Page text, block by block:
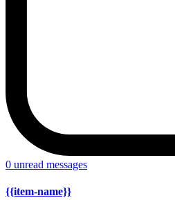
0 unread messages
{{item-name}}